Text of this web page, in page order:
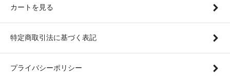
カートを見る
特定商取引法に基づく表記
プライバシーポリシー